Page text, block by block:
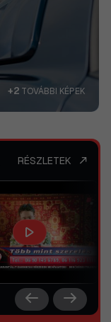
+2 TOVÁBBI KÉPEK
RÉSZLETEK